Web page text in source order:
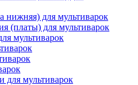
нижняя) для мультиварок
(платы) для мультиварок
мультиварок
для мультиварок